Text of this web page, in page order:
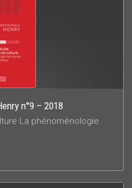
n°9 – 2018
La phénoménologie